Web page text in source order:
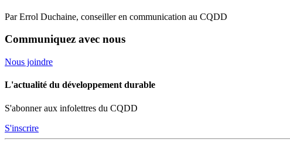
Par Errol Duchaine, conseiller en communication au CQDD
Communiquez avec nous
Nous joindre
L'actualité du développement durable
S'abonner aux infolettres du CQDD
S'inscrire